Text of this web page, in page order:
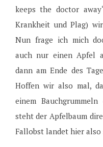
keeps the doctor
Krankheit und Plag)
Nun frage ich mich
auch nur einen Apfel
dann am Ende des
Hoffen wir also mal,
einem
steht der Apfelbaum
Fallobst landet hier also